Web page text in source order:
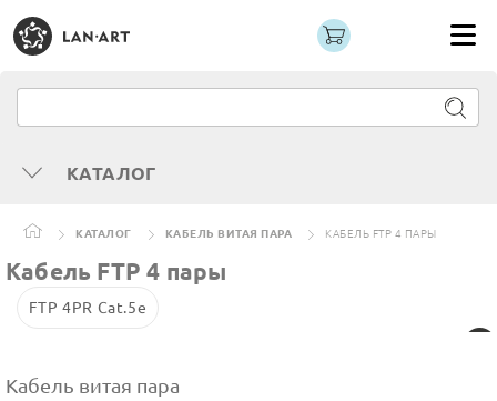
КАТАЛОГ
КАТАЛОГ КАБЕЛЬ ВИТАЯ ПАРА КАБЕЛЬ FTP 4 ПАРЫ
Кабель FTP 4 пары
FTP 4PR Cat.5e
Кабель витая пара